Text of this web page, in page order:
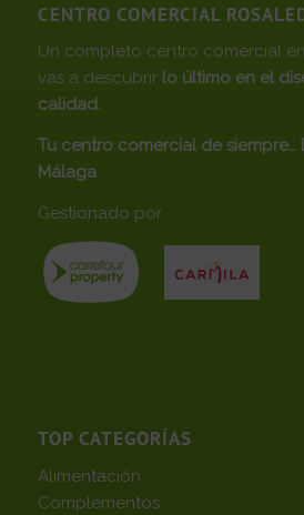
CENTRO COMERCIAL
Un completo centro comercial
vas a descubrir lo último en el
calidad.
Tu centro comercial de siempre…
Málaga
Gestionado por
TOP CATEGORÍAS
Alimentación
Complementos